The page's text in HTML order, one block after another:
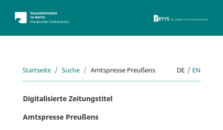
Startseite Suche Amtspresse Preußens DE | EN
Digitalisierte Zeitungstitel
Amtspresse Preußens